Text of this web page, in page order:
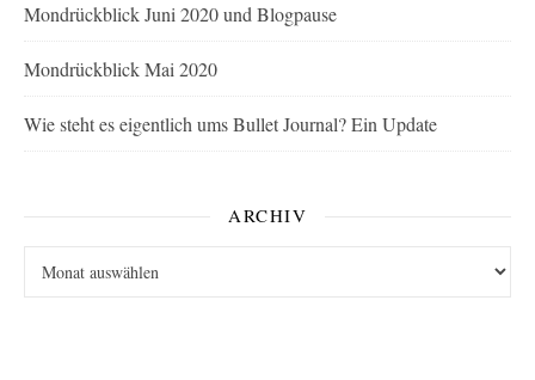
Mondrückblick Juni 2020 und Blogpause
Mondrückblick Mai 2020
Wie steht es eigentlich ums Bullet Journal? Ein Update
ARCHIV